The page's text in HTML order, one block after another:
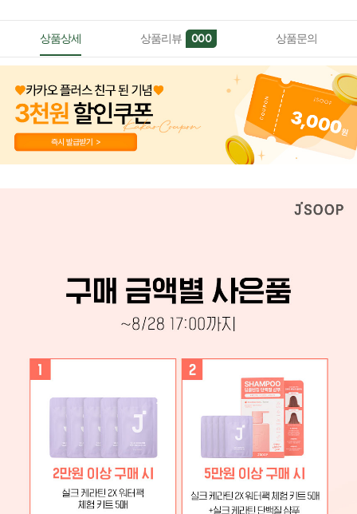
상품상세 상품리뷰 000 상품문의